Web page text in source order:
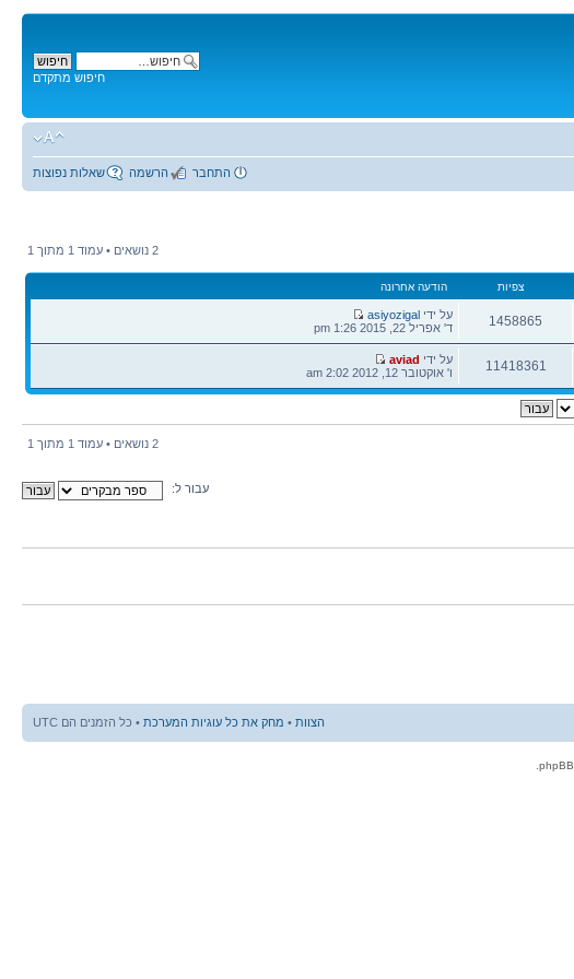
חיפוש מתקדם
שאלות נפוצות הרשמה התחבר
2 נושאים • עמוד 1 מתוך 1
צפיות הודעה אחרונה
1458865
צפיות
הודעה
אחרונה
על ידי asiyozigal
ד' אפריל 22, 2015 1:26 pm
11418361
צפיות
הודעה
אחרונה
על ידי aviad
ו' אוקטובר 12, 2012 2:02 am
2 נושאים • עמוד 1 מתוך 1
עבור ל:
הצוות • מחק את כל עוגיות המערכת • כל הזמנים הם UTC